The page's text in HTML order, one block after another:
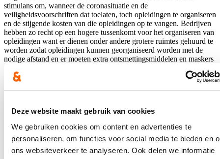
Deze website maakt gebruik van cookies
We gebruiken cookies om content en advertenties te
personaliseren, om functies voor social media te bieden en
ons websiteverkeer te analyseren. Ook delen we informatie
stimulans om, wanneer de coronasituatie en de
veiligheidsvoorschriften dat toelaten, toch opleidingen te organiseren
en de stijgende kosten van die opleidingen op te vangen. Bedrijven
hebben zo recht op een hogere tussenkomt voor het organiseren van
opleidingen want er dienen onder andere grotere ruimtes gehuurd te
worden zodat opleidingen kunnen georganiseerd worden met de
nodige afstand en er moeten extra ontsmettingsmiddelen en maskers
wordt opgetrokken tot 20 euro per uur opleiding, in plaats van de
vergoeding voor de omkaderingskosten bij een interne vorming
opgetrokken van 10 euro voor een halve dag naar 50 euro voor een
halve dag. Tot slot wordt het plafond voor externe opleidingen
opgetrokken van 100 euro naar 150 euro per deelnemer per dag,